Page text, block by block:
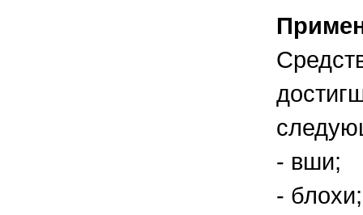
- вши;
- блохи;